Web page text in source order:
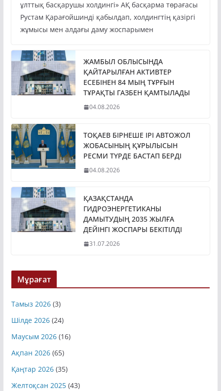
ұлттық басқарушы холдингі» АҚ басқарма төрағасы
Рустам Қарағойшинді қабылдап, холдингтің қазіргі
жұмысы мен алдағы даму жоспарымен
ЖАМБЫЛ ОБЛЫСЫНДА
ҚАЙТАРЫЛҒАН АКТИВТЕР
ЕСЕБІНЕН 84 МЫҢ ТҰРҒЫН
ТҰРАҚТЫ ГАЗБЕН ҚАМТЫЛАДЫ
04.08.2026
ТОҚАЕВ БІРНЕШЕ ІРІ АВТОЖОЛ
ЖОБАСЫНЫҢ ҚҰРЫЛЫСЫН
РЕСМИ ТҮРДЕ БАСТАП БЕРДІ
04.08.2026
ҚАЗАҚСТАНДА
ГИДРОЭНЕРГЕТИКАНЫ
ДАМЫТУДЫҢ 2035 ЖЫЛҒА
ДЕЙІНГІ ЖОСПАРЫ БЕКІТІЛДІ
31.07.2026
Мұрағат
Тамыз 2026(3)
Шілде 2026(24)
Маусым 2026(16)
Ақпан 2026(65)
Қаңтар 2026(35)
Желтоқсан 2025(43)